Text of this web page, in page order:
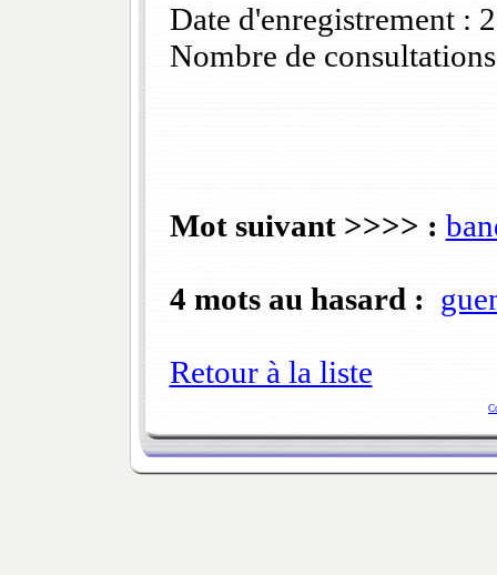
Date d'enregistrement :
Nombre de
Mot suivant >>>> :
4 mots au hasard :
Retour à la liste